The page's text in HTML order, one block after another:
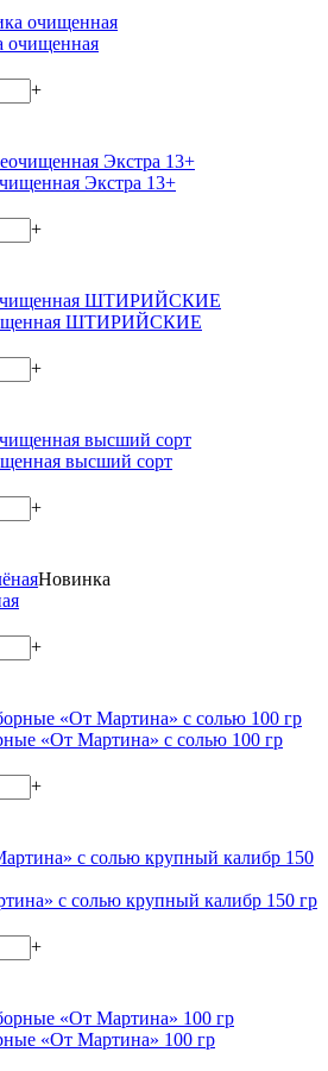
очищенная
+
Экстра 13+
+
ШТИРИЙСКИЕ
+
высший сорт
+
Новинка
+
«От Мартина» с солью 100 гр
+
с солью крупный калибр 150 гр
+
«От Мартина» 100 гр